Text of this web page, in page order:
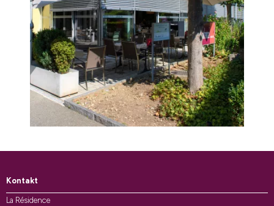
Kontakt
La Résidence